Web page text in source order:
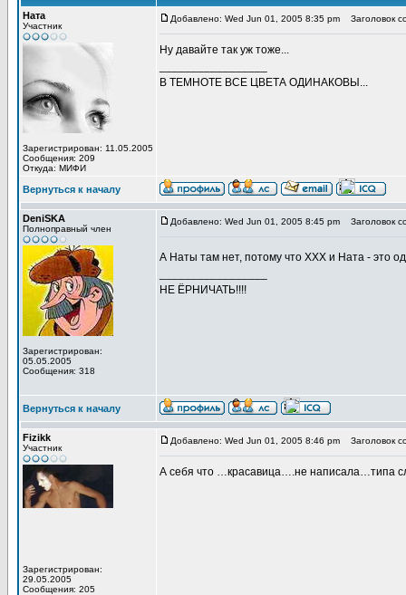
Ната
Участник
Зарегистрирован: 11.05.2005
Сообщения: 209
Откуда: МИФИ
Добавлено: Wed Jun 01, 2005 8:35 pm Заголовок
Ну давайте так уж тоже...
В ТЕМНОТЕ ВСЕ ЦВЕТА ОДИНАКОВЫ...
Вернуться к началу
DeniSKA
Полноправный член
Зарегистрирован:
05.05.2005
Сообщения: 318
Добавлено: Wed Jun 01, 2005 8:45 pm Заголовок
А Наты там нет, потому что ХХХ и Ната - это
НЕ ЁРНИЧАТЬ!!!!
Вернуться к началу
Fizikk
Участник
Зарегистрирован:
29.05.2005
Сообщения: 205
Добавлено: Wed Jun 01, 2005 8:46 pm Заголовок
А себя что …красавица….не написала…типа